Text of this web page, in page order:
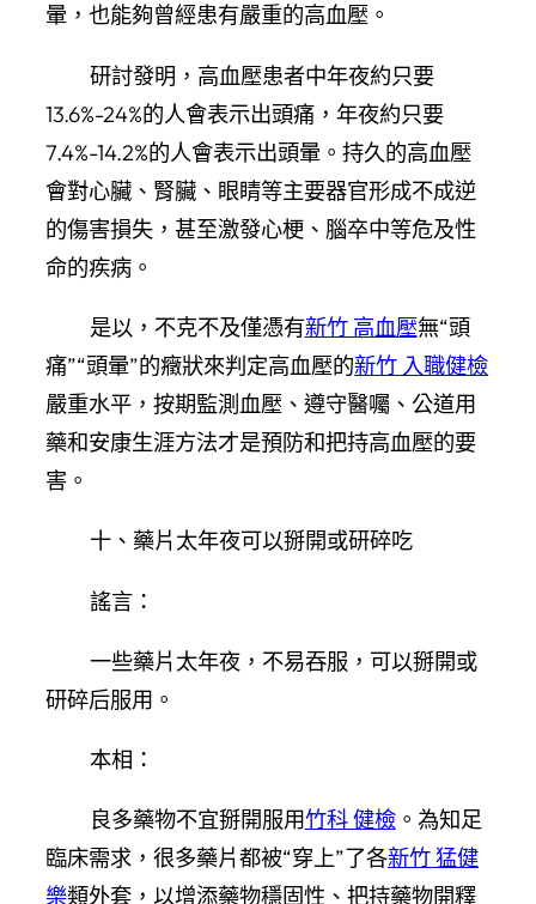
暈，也能夠曾經患有嚴重的高血壓。
研討發明，高血壓患者中年夜約只要
13.6%-24%的人會表示出頭痛，年夜約只要
7.4%-14.2%的人會表示出頭暈。持久的高血壓
會對心臟、腎臟、眼睛等主要器官形成不成逆
的傷害損失，甚至激發心梗、腦卒中等危及性
命的疾病。
是以，不克不及僅憑有新竹 高血壓無“頭
痛”“頭暈”的癥狀來判定高血壓的新竹 入職健檢
嚴重水平，按期監測血壓、遵守醫囑、公道用
藥和安康生涯方法才是預防和把持高血壓的要
害。
十、藥片太年夜可以掰開或研碎吃
謠言：
一些藥片太年夜，不易吞服，可以掰開或
研碎后服用。
本相：
良多藥物不宜掰開服用竹科 健檢。為知足
臨床需求，很多藥片都被“穿上”了各新竹 猛健
樂類外套，以增添藥物穩固性、把持藥物開釋